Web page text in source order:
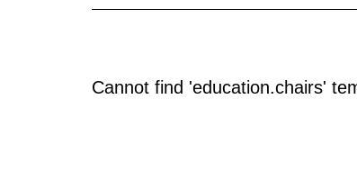
Cannot find 'education.chairs'